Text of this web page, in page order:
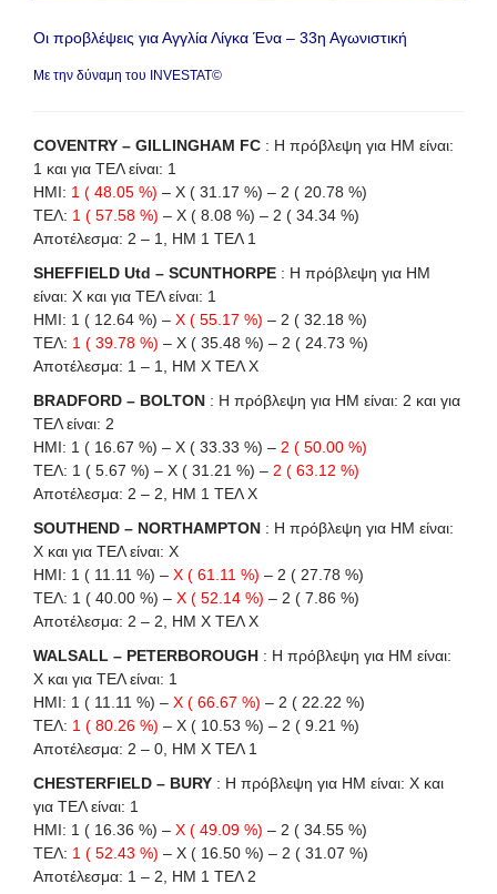
Οι προβλέψεις για Αγγλία Λίγκα Ένα – 33η Αγωνιστική
Με την δύναμη του INVESTAT©
COVENTRY – GILLINGHAM FC : Η πρόβλεψη για HΜ είναι:
1 και για ΤΕΛ είναι: 1
HΜI: 1 ( 48.05 %) – X ( 31.17 %) – 2 ( 20.78 %)
ΤΕΛ: 1 ( 57.58 %) – X ( 8.08 %) – 2 ( 34.34 %)
Αποτέλεσμα: 2 – 1, ΗΜ 1 ΤΕΛ 1
SHEFFIELD Utd – SCUNTHORPE : Η πρόβλεψη για HΜ
είναι: X και για ΤΕΛ είναι: 1
HΜI: 1 ( 12.64 %) – X ( 55.17 %) – 2 ( 32.18 %)
ΤΕΛ: 1 ( 39.78 %) – X ( 35.48 %) – 2 ( 24.73 %)
Αποτέλεσμα: 1 – 1, ΗΜ Χ ΤΕΛ Χ
BRADFORD – BOLTON : Η πρόβλεψη για HΜ είναι: 2 και για
ΤΕΛ είναι: 2
HΜI: 1 ( 16.67 %) – X ( 33.33 %) – 2 ( 50.00 %)
ΤΕΛ: 1 ( 5.67 %) – X ( 31.21 %) – 2 ( 63.12 %)
Αποτέλεσμα: 2 – 2, ΗΜ 1 ΤΕΛ Χ
SOUTHEND – NORTHAMPTON : Η πρόβλεψη για HΜ είναι:
X και για ΤΕΛ είναι: X
HΜI: 1 ( 11.11 %) – X ( 61.11 %) – 2 ( 27.78 %)
ΤΕΛ: 1 ( 40.00 %) – X ( 52.14 %) – 2 ( 7.86 %)
Αποτέλεσμα: 2 – 2, ΗΜ Χ ΤΕΛ Χ
WALSALL – PETERBOROUGH : Η πρόβλεψη για HΜ είναι:
X και για ΤΕΛ είναι: 1
HΜI: 1 ( 11.11 %) – X ( 66.67 %) – 2 ( 22.22 %)
ΤΕΛ: 1 ( 80.26 %) – X ( 10.53 %) – 2 ( 9.21 %)
Αποτέλεσμα: 2 – 0, ΗΜ Χ ΤΕΛ 1
CHESTERFIELD – BURY : Η πρόβλεψη για HΜ είναι: X και
για ΤΕΛ είναι: 1
HΜI: 1 ( 16.36 %) – X ( 49.09 %) – 2 ( 34.55 %)
ΤΕΛ: 1 ( 52.43 %) – X ( 16.50 %) – 2 ( 31.07 %)
Αποτέλεσμα: 1 – 2, ΗΜ 1 ΤΕΛ 2